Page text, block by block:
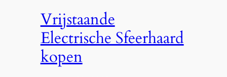
Vrijstaande
Electrische Sfeerhaard
kopen